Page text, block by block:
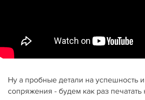
Ну а пробные детали на успешность
сопряжения - будем как раз печатать